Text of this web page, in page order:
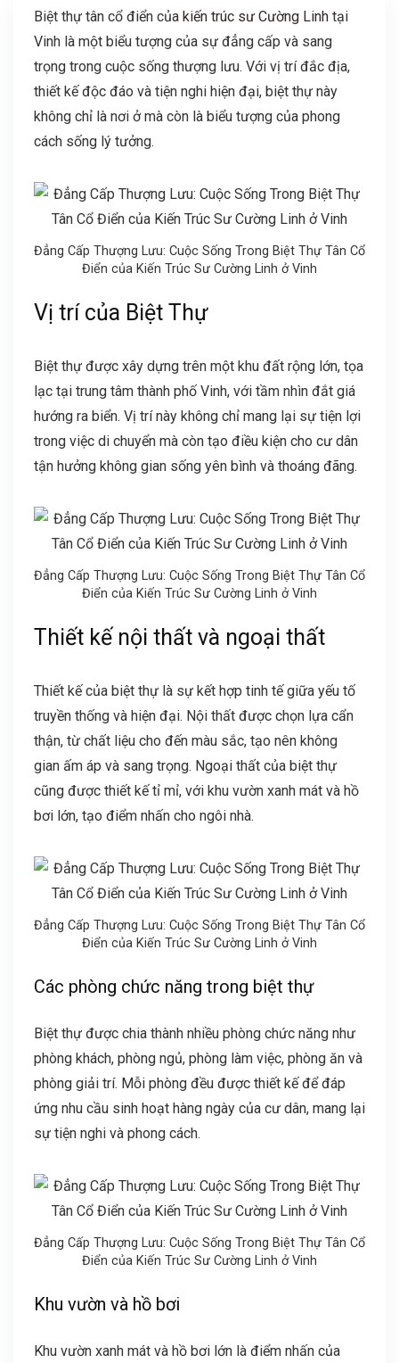
Biệt thự tân cổ điển của kiến trúc sư Cường Linhtại
Vinh là một biểu tượng của sự đẳng cấp và sang
trọng trong cuộc sống thượng lưu. Với vị trí đắc địa,
thiết kế độc đáo và tiện nghi hiện đại, biệt thự này
không chỉ là nơi ở mà còn là biểu tượng của phong
cách sống lý tưởng.
Đẳng Cấp Thượng Lưu: Cuộc Sống Trong Biệt Thự Tân Cổ
Điển của Kiến Trúc Sư Cường Linh ở Vinh
Vị trí của Biệt Thự
Biệt thự được xây dựng trên một khu đất rộng lớn, tọa
lạc tại trung tâm thành phố Vinh, với tầm nhìn đắt giá
hướng ra biển. Vị trí này không chỉ mang lại sự tiện lợi
trong việc di chuyển mà còn tạo điều kiện cho cư dân
tận hưởng không gian sống yên bình và thoáng đãng.
Đẳng Cấp Thượng Lưu: Cuộc Sống Trong Biệt Thự Tân Cổ
Điển của Kiến Trúc Sư Cường Linh ở Vinh
Thiết kế nội thất và ngoại thất
Thiết kế của biệt thự là sự kết hợp tinh tế giữa yếu tố
truyền thống và hiện đại. Nội thất được chọn lựa cẩn
thận, từ chất liệu cho đến màu sắc, tạo nên không
gian ấm áp và sang trọng. Ngoại thất của biệt thự
cũng được thiết kế tỉ mỉ, với khu vườn xanh mát và hồ
bơi lớn, tạo điểm nhấn cho ngôi nhà.
Đẳng Cấp Thượng Lưu: Cuộc Sống Trong Biệt Thự Tân Cổ
Điển của Kiến Trúc Sư Cường Linh ở Vinh
Các phòng chức năng trong biệt thự
Biệt thự được chia thành nhiều phòng chức năng như
phòng khách, phòng ngủ, phòng làm việc, phòng ăn và
phòng giải trí. Mỗi phòng đều được thiết kế để đáp
ứng nhu cầu sinh hoạt hàng ngày của cư dân, mang lại
sự tiện nghi và phong cách.
Đẳng Cấp Thượng Lưu: Cuộc Sống Trong Biệt Thự Tân Cổ
Điển của Kiến Trúc Sư Cường Linh ở Vinh
Khu vườn và hồ bơi
Khu vườn xanh mát và hồ bơi lớn là điểm nhấn của